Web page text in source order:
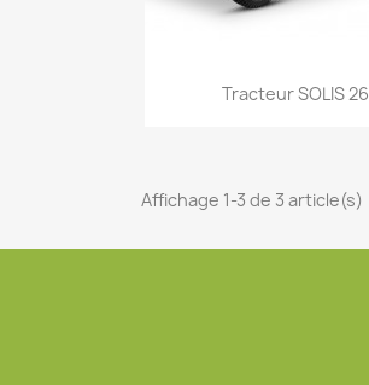
Aperçu rapide
Tracteur SOLIS 26
Affichage 1-3 de 3 article(s)